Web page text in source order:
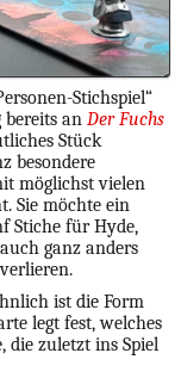
Stichspiel“
bereits an Der Fuchs
Stück
besondere
möglichst vielen
Sie möchte ein
Stiche für Hyde,
ganz anders
ist die Form
legt fest, welches
die zuletzt ins Spiel